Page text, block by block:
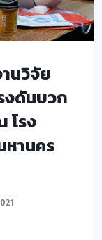
นวิจัย
งดันบวก
โรง
านคร